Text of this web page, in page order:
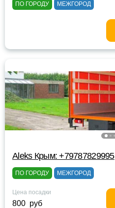
ПО ГОРОДУ МЕЖГОРОД
Aleks Крым: +79787829995
ПО ГОРОДУ МЕЖГОРОД
Цена посадки
800 руб